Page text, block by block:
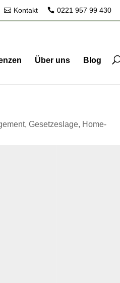
Kontakt 0221 957 99 430
Über uns Blog
,Gesetzeslage, Home-